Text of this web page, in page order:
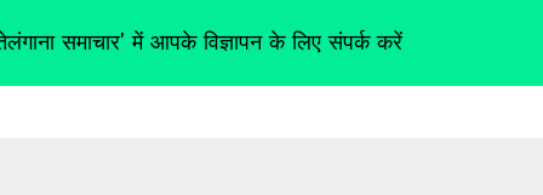
समाचार' में आपके विज्ञापन के लिए संपर्क करें